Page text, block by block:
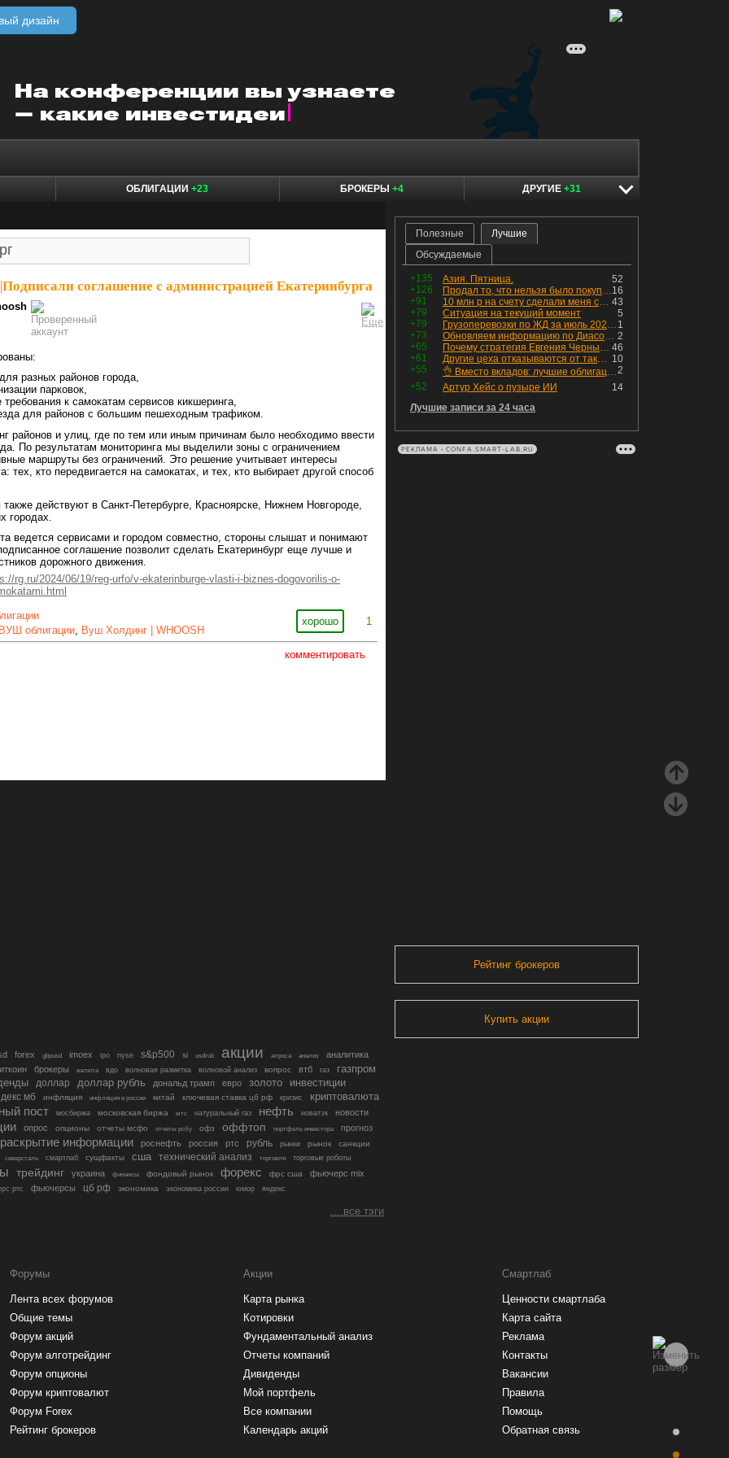
дизайн
ОБЛИГАЦИИ +23 БРОКЕРЫ +4 ДРУГИЕ +31
Подписали соглашение с администрацией Екатеринбурга
разных районов города,
парковок,
требования к самокатам сервисов кикшеринга,
для районов с большим пешеходным трафиком.
районов и улиц, где по тем или иным причинам было необходимо ввести
По результатам мониторинга мы выделили зоны с ограничением
маршруты без ограничений. Это решение учитывает интересы
тех, кто передвигается на самокатах, и тех, кто выбирает другой способ
действуют в Санкт-Петербурге, Красноярске, Нижнем Новгороде,
городах.
ведется сервисами и городом совместно, стороны слышат и понимают
соглашение позволит сделать Екатеринбург еще лучше и
дорожного движения.
rg.ru/2024/06/19/reg-urfo/v-ekaterinburge-vlasti-i-biznes-dogovorilis-o-
хорошо 1
ВУШ облигации Вуш Холдинг | WHOOSH
комментировать
Полезные
Лучшие
Обсуждаемые
+135 52
Азия. Пятница.
+126
16
Продал то, что нельзя было покупать. Изменения в портфеле
+91
43
10 млн р на счету сделали меня счастливым? Ожидание vs Реальность!
+79
5
Ситуация на текущий момент
+79
1
Грузоперевозки по ЖД за июль 2026 г. — четвёртый месяц подряд роста, чёрные металлы на уровне прошлого года, а каменный уголь в плюсе.
+73
2
Обновляем информацию по Диасофту: дивиденды и выкуп
+65
46
Почему стратегия Евгения Черных приведет вас к убыткам в 2026 году
+61
10
Другие цеха отказываются от таких деталей — а мы построили на них производство с оборотом 70 млн
+55
2
👌 Вместо вкладов: лучшие облигации — только супер надёжные
+52
14
Артур Хейс о пузыре ИИ
Лучшие записи за 24 часа
РЕКЛАМА • CONFA.SMART-LAB.RU
Рейтинг брокеров
Купить акции
forex gbpusd imoex ipo nyse s&p500 si usdrub акции алроса анализ аналитика
брокеры валюта вдо волновая разметка волновой анализ вопрос втб газ газпром
доллар доллар рубль дональд трамп евро золото инвестиции
мб инфляция инфляция в россии китай ключевая ставка цб рф кризис криптовалюта
пост мосбиржа московская биржа мтс натуральный газ нефть новатэк новости
опрос опционы отчеты мсфо отчеты рсбу офз оффтоп портфель инвестора
прогноз
раскрытие информации роснефть россия ртс рубль рынки рынок санкции
северсталь смартлаб сущфакты сша технический анализ торговля торговые роботы
трейдинг украина финансы фондовый рынок форекс фрс сша фьючерс mix
ртс фьючерсы цб рф экономика экономика россии юмор яндекс
....все тэги
Форумы
Лента всех форумов
Общие темы
Форум акций
Форум алготрейдинг
Форум опционы
Форум криптовалют
Форум Forex
Рейтинг брокеров
Акции
Карта рынка
Котировки
Фундаментальный анализ
Отчеты компаний
Дивиденды
Мой портфель
Все компании
Календарь акций
Смартлаб
Ценности смартлаба
Карта сайта
Реклама
Контакты
Вакансии
Правила
Помощь
Обратная связь